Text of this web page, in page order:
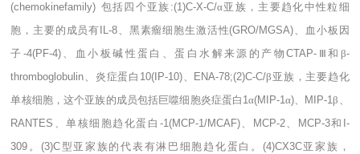
(chemokinefamily) 包括四个亚族 :(1)C-X-C/α亚族，主要趋化中性粒细
胞，主要的成员有 IL-8、黑素瘤细胞生激活性(GRO/MGSA)、血小板因
子 -4(PF-4)、血小板碱性蛋白、蛋白水解来源的产物CTAP- Ⅲ和β-
thromboglobulin、炎症蛋白 10(IP-10)、 ENA-78;(2)C-C/β亚族，主要趋化
单核细胞，这个亚族的成员包括巨噬细胞炎症蛋白 1α(MIP-1α)、 MIP-1β、
RANTES 、单核细胞趋化蛋白 -1(MCP-1/MCAF)、 MCP-2、 MCP-3和 I-
309 。 (3)C型亚家族的代表有淋巴细胞趋化蛋白。 (4)CX3C亚家族，